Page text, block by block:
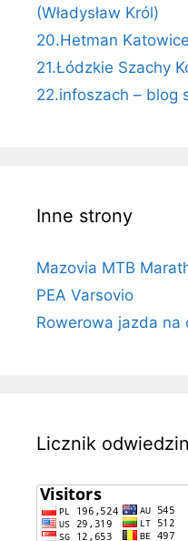
(Władysław Król)
20.Hetman Katowice
21.Łódzkie Szachy
22.infoszach – blog
Inne strony
Mazovia MTB
PEA Varsovio
Rowerowa jazda na
Licznik odwiedzin